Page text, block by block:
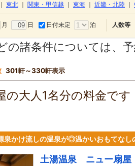
東北 関東・甲信越 東海 近畿・北陸
月 日 日付未定 泊 人数等
の諸条件については、
301軒～330軒表示
の大人1名分の料金で
泉かけ流しの温泉が◎温かいおもてなし
土湯温泉 ニュー扇